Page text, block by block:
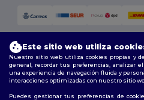
Síguenos
Este sitio web utiliza
Nuestro sitio web utiliza cookies propias y
general, recordar tus preferencias, analizar
una experiencia de navegación fluida y
interacciones optimizadas con nuestro sitio
Puedes gestionar tus preferencias de